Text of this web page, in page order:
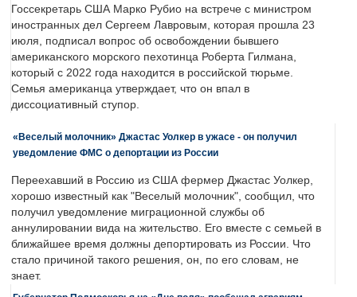
Госсекретарь США Марко Рубио на встрече с министром
иностранных дел Сергеем Лавровым, которая прошла 23
июля, подписал вопрос об освобождении бывшего
американского морского пехотинца Роберта Гилмана,
который с 2022 года находится в российской тюрьме.
Семья американца утверждает, что он впал в
диссоциативный ступор.
«Веселый молочник» Джастас Уолкер в ужасе - он получил
уведомление ФМС о депортации из России
Переехавший в Россию из США фермер Джастас Уолкер,
хорошо известный как "Веселый молочник", сообщил, что
получил уведомление миграционной службы об
аннулировании вида на жительство. Его вместе с семьей в
ближайшее время должны депортировать из России. Что
стало причиной такого решения, он, по его словам, не
знает.